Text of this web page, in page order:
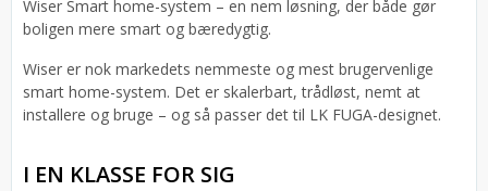
Wiser Smart home-system – en nem løsning, der både gør
boligen mere smart og bæredygtig.
Wiser er nok markedets nemmeste og mest brugervenlige
smart home-system. Det er skalerbart, trådløst, nemt at
installere og bruge – og så passer det til LK FUGA-designet.
I EN KLASSE FOR SIG